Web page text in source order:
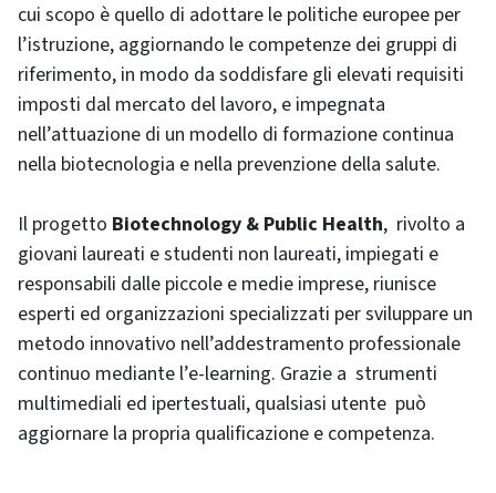
cui scopo è quello di adottare le politiche europee per
l’istruzione, aggiornando le competenze dei gruppi di
riferimento, in modo da soddisfare gli elevati requisiti
imposti dal mercato del lavoro, e impegnata
nell’attuazione di un modello di formazione continua
nella biotecnologia e nella prevenzione della salute.
Il progetto Biotechnology & Public Health, rivolto a
giovani laureati e studenti non laureati, impiegati e
responsabili dalle piccole e medie imprese, riunisce
esperti ed organizzazioni specializzati per sviluppare un
metodo innovativo nell’addestramento professionale
continuo mediante l’e-learning. Grazie a strumenti
multimediali ed ipertestuali, qualsiasi utente può
aggiornare la propria qualificazione e competenza.